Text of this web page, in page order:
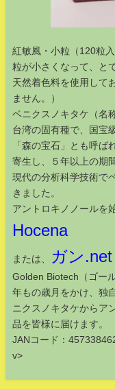
紅敏風・小粒（120粒
粒が小さくなって、と
天然着色料を使用して
ません。）
ベニクスノキタケ（名
台湾の固有種で、国宝
「森の宝石」とも呼ば
寄生し、５年以上の期
現代の分析科学技術で
きました。
アントロキノノールを
Hocena
または、 ガン.net
Golden Biotech（ゴー
年もの歳月をかけ、独
ニクスノキタケからア
品を皆様に届けます。
JANコード：
v>